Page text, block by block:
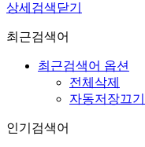
상세검색닫기
최근검색어
최근검색어 옵션
전체삭제
자동저장끄기
인기검색어